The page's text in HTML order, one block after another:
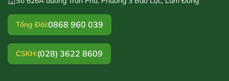
Tổng Đài:0868 960 039
CSKH:(028) 3622 8609